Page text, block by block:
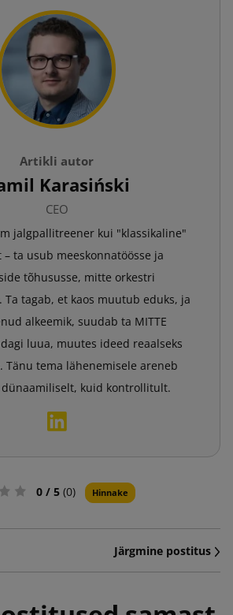
Artikli autor
Karasiński
CEO
jalgpallitreener kui "klassikaline"
ta usub meeskonnatöösse ja
tõhususse, mitte orkestri
Ta tagab, et kaos muutub eduks, ja
alkeemik, suudab ta MITTE
luua, muutes ideed reaalseks
Tänu tema lähenemisele areneb
dünaamiliselt, kuid kontrollitult.
0 / 5 (0) Hinnake
Järgmine postitus